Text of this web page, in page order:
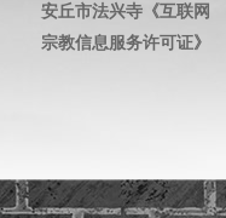
安丘市法兴寺《互联网
宗教信息服务许可证》